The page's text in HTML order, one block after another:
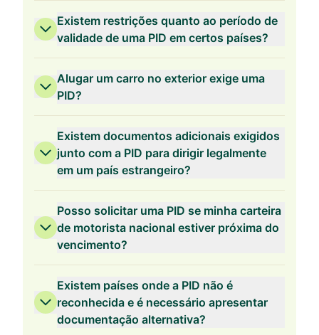
Existem restrições quanto ao período de
validade de uma PID em certos países?
Alugar um carro no exterior exige uma
PID?
Existem documentos adicionais exigidos
junto com a PID para dirigir legalmente
em um país estrangeiro?
Posso solicitar uma PID se minha carteira
de motorista nacional estiver próxima do
vencimento?
Existem países onde a PID não é
reconhecida e é necessário apresentar
documentação alternativa?